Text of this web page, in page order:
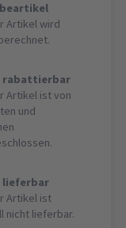
Artikel wird
rabattierbar
Artikel ist von
und
lieferbar
Artikel ist
nicht lieferbar.